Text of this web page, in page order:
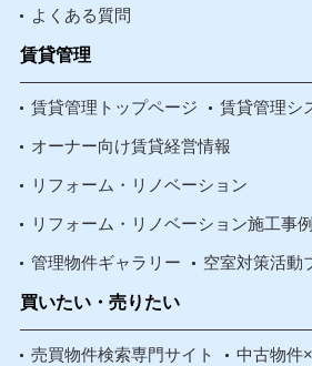
よくある質問
賃貸管理
賃貸管理トップページ 賃貸管理シ
オーナー向け賃貸経営情報
リフォーム・リノベーション
リフォーム・リノベーション施工事例
管理物件ギャラリー 空室対策活動
買いたい・売りたい
売買物件検索専門サイト 中古物件